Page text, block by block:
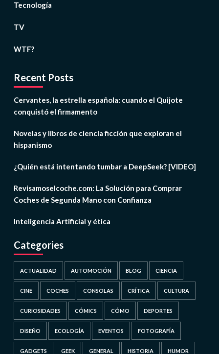
Tecnología
TV
WTF?
Recent Posts
Cervantes, la estrella española: cuando el Quijote
conquistó el firmamento
Novelas y libros de ciencia ficción que exploran el
hispanismo
¿Quién está intentando tumbar a DeepSeek? [VIDEO]
Revisamoselcoche.com: La Solución para Comprar
Coches de Segunda Mano con Confianza
Inteligencia Artificial y ética
Categories
ACTUALIDAD AUTOMOCIÓN BLOG CIENCIA
CINE COCHES CONSOLAS CRÍTICA CULTURA
CURIOSIDADES CÓMICS CÓMO DEPORTES
DISEÑO ECOLOGÍA EVENTOS FOTOGRAFÍA
GADGETS GEEK GENERAL HISTORIA HUMOR